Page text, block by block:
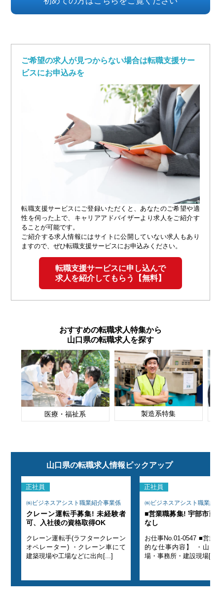
ご希望の求人が見つからない場合は転職支援サー
ビスにお申込みを
転職支援サービスにご登録いただくと、あなたのご希望や適
性を伺った上で、キャリアアドバイザーより求人をご紹介す
ることが可能です。
ご紹介する求人情報にはサイトに公開していない求人もあり
ますので、ぜひ転職支援サービスにお申込みください。
転職支援サービスに申し込んで
求人を紹介してもらう【無料】
おすすめの転職求人特集から
山口県の転職求人を探す
医療・福祉系 製造系特集
山口県の転職求人情報ピックアップ
正社員
㈱ビジネスアシスト職業紹介事業係
クレーン運転手募集! 未経験者
可、入社後の資格取得OK
クレーン運転手(ラフタークレーン
オペレーター) ・クレーン車にて
建築現場や工場などに出向[...]
正社員
㈱ビジネスアシスト職業紹
■営業職募集! 宇部市勤
なし
お仕事No.01-0547 ■営業職 【具体
的な仕事内容】 ・山口
場・事務所・建設現場[...]